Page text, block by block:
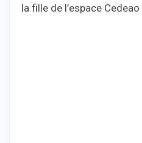
la fille de l’espace Cedeao